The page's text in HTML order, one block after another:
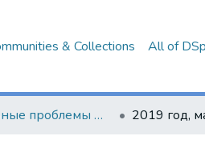
& Collections All of
Актуальные проблемы филологических и педагогических наук